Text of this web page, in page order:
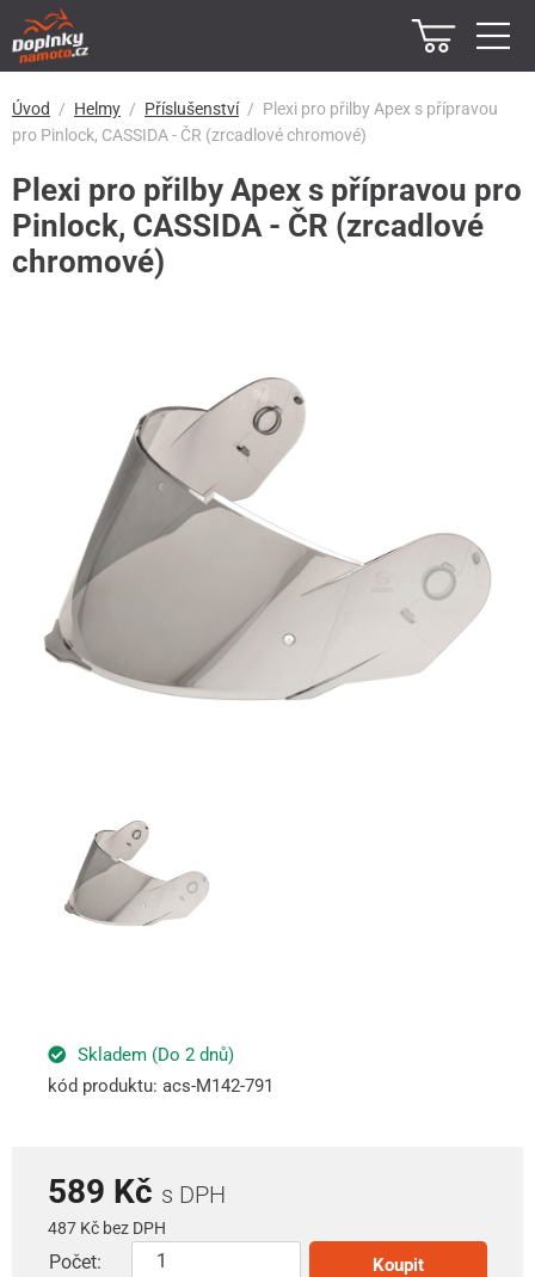
Úvod Helmy Příslušenství
Plexi pro přilby Apex s přípravou
pro Pinlock, CASSIDA - ČR (zrcadlové chromové)
Plexi pro přilby Apex s přípravou pro
Pinlock, CASSIDA - ČR (zrcadlové
chromové)
Skladem (Do 2 dnů)
kód produktu: acs-M142-791
589 Kč s DPH
487 Kč bez DPH
Počet: Koupit